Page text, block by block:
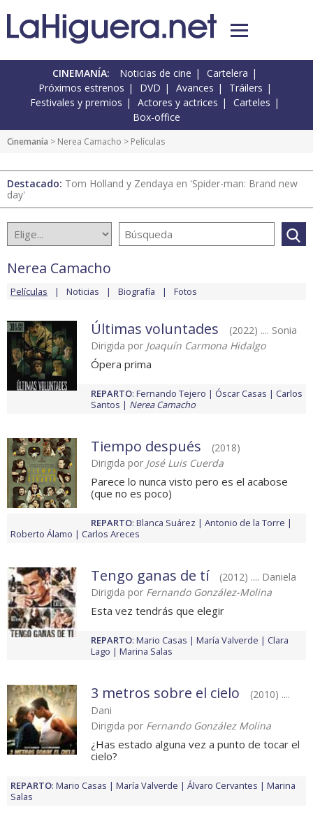
CINEMANÍA: Noticias de cine
Cartelera
Próximos estrenos
DVD Avances
Tráilers
Festivales y premios
Actores y actrices
Carteles
Box-office
Cinemanía > Nerea Camacho > Películas
Destacado: Tom Holland y Zendaya en 'Spider-man: Brand new
day'
Nerea Camacho
Películas Noticias Biografía Fotos
Últimas voluntades
(2022) .... Sonia
Dirigida por Joaquín Carmona Hidalgo
Ópera prima
REPARTO: Fernando Tejero Óscar Casas
Carlos
Santos
Nerea Camacho
Tiempo después
(2018)
Dirigida por José Luis Cuerda
Parece lo nunca visto pero es el acabose
(que no es poco)
REPARTO: Blanca Suárez
Antonio de la Torre
Roberto Álamo
Carlos Areces
Tengo ganas de tí
(2012) .... Daniela
Dirigida por Fernando González-Molina
Esta vez tendrás que elegir
REPARTO: Mario Casas María Valverde
Clara
Lago
Marina Salas
3 metros sobre el cielo
(2010) ....
Dani
Dirigida por Fernando González Molina
¿Has estado alguna vez a punto de tocar el
cielo?
REPARTO: Mario Casas María Valverde Álvaro Cervantes
Marina
Salas